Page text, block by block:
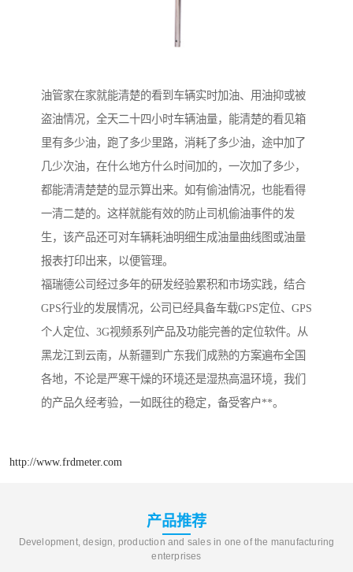
油管家在家就能清楚的看到车辆实时加油、用油抑或被
盗油情况，全天二十四小时车辆油量，能清楚的看见箱
里有多少油，跑了多少里路，消耗了多少油，途中加了
几少次油，在什么地方什么时间加的，一次加了多少，
都能清清楚楚的显示算出来。如有偷油情况，也能看得
一清二楚的。这样就能有效的防止司机偷油事件的发
生，该产品还可对车辆耗油明细生成油量曲线图或油量
报表打印出来，以便管理。
福瑞德公司经过多年的研发经验累积和市场实践，结合
GPS行业的发展情况，公司已经具备车载GPS定位、GPS
个人定位、3G视频系列产品及功能完善的定位软件。从
黑龙江到云南，从新疆到广东我们成熟的方案遍布全国
各地，不论是严寒干燥的环境还是湿热高温环境，我们
的产品久经考验，一如既往的稳定，备受客户**。
http://www.frdmeter.com
产品推荐
Development, design, production and sales in one of the manufacturing
enterprises